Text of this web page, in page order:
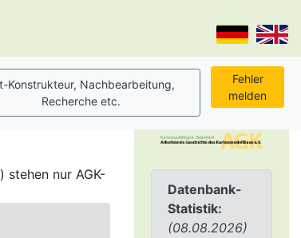
Datenbank-
Statistik:
(08.08.2026)
) stehen nur AGK-